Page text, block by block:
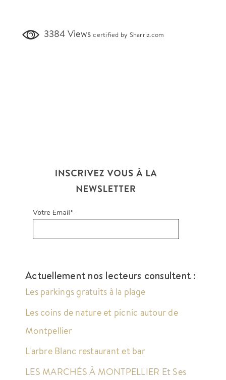
3384 Viewscertified by Sharriz.com
Actuellement nos lecteurs consultent :
Les parkings gratuits à la plage
Les coins de nature et picnic autour de
Montpellier
L'arbre Blanc restaurant et bar
LES MARCHÉS À MONTPELLIER Et Ses